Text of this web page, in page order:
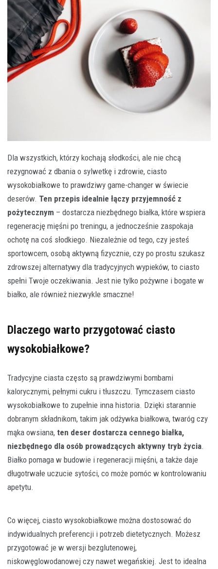
Dla wszystkich, którzy kochają słodkości, ale nie chcą
rezygnować z dbania o sylwetkę i zdrowie, ciasto
wysokobiałkowe to prawdziwy game-changer w świecie
deserów. Ten przepis idealnie łączy przyjemność z
pożytecznym – dostarcza niezbędnego białka, które wspiera
regenerację mięśni po treningu, a jednocześnie zaspokaja
ochotę na coś słodkiego. Niezależnie od tego, czy jesteś
sportowcem, osobą aktywną fizycznie, czy po prostu szukasz
zdrowszej alternatywy dla tradycyjnych wypieków, to ciasto
spełni Twoje oczekiwania. Jest nie tylko pożywne i bogate w
białko, ale również niezwykle smaczne!
Dlaczego warto przygotować ciasto
wysokobiałkowe?
Tradycyjne ciasta często są prawdziwymi bombami
kalorycznymi, pełnymi cukru i tłuszczu. Tymczasem ciasto
wysokobiałkowe to zupełnie inna historia. Dzięki starannie
dobranym składnikom, takim jak odżywka białkowa, twaróg czy
mąka owsiana, ten deser dostarcza cennego białka,
niezbędnego dla osób prowadzących aktywny tryb życia.
Białko pomaga w budowie i regeneracji mięśni, a także daje
długotrwałe uczucie sytości, co może pomóc w kontrolowaniu
apetytu.
Co więcej, ciasto wysokobiałkowe można dostosować do
indywidualnych preferencji i potrzeb dietetycznych. Możesz
przygotować je w wersji bezglutenowej,
niskowęglowodanowej czy nawet wegańskiej. Jest to idealna